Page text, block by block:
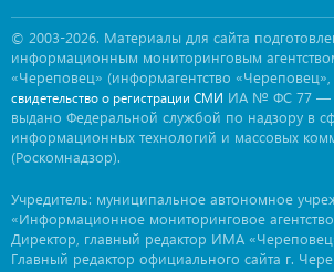
© 2003-2026. Материалы для сайта
информационным мониторинговым
«Череповец» (информагентство
свидетельство о регистрации СМИ ИА № ФС 77 —
выдано Федеральной службой по надзору в
информационных технологий и массовых
(Роскомнадзор).
Учредитель: муниципальное автономное
«Информационное мониторинговое
Директор, главный редактор ИМА
Главный редактор официального сайта г.